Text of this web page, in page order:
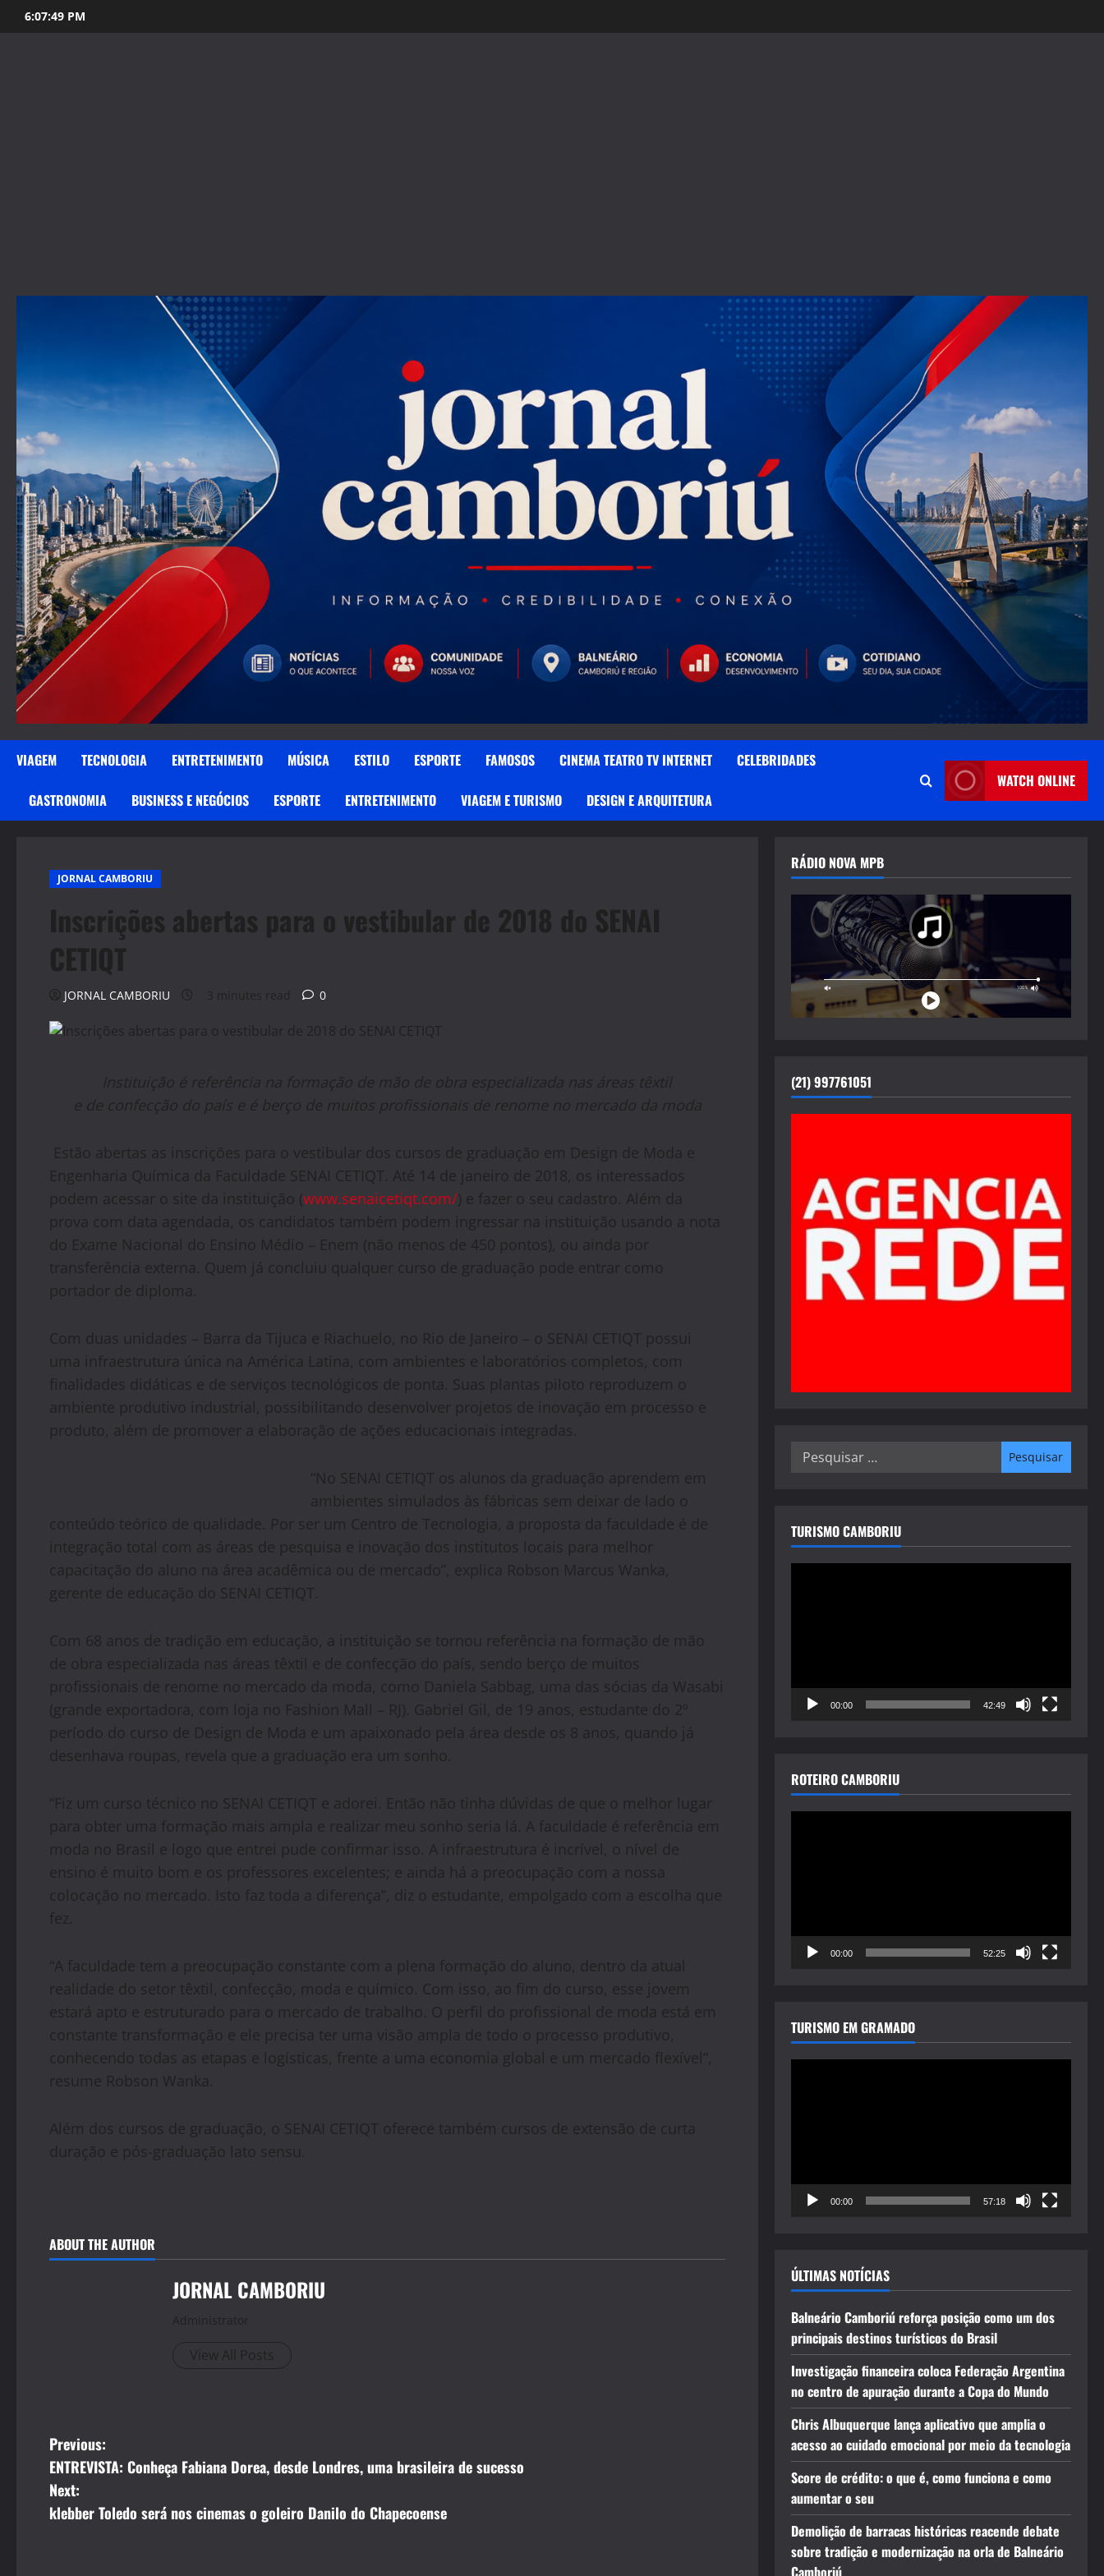
to
6:07:51 PM
VIAGEM TECNOLOGIA ENTRETENIMENTO MÚSICA ESTILO ESPORTE FAMOSOS CINEMA TEATRO TV INTERNET CELEBRIDADES
GASTRONOMIA BUSINESS E NEGÓCIOS ESPORTE ENTRETENIMENTO VIAGEM E TURISMO DESIGN E ARQUITETURA
WATCH ONLINE
JORNAL CAMBORIU
Inscrições abertas para o vestibular de 2018 do SENAI
CETIQT
JORNAL CAMBORIU 3 minutes read 0
Instituição é referência na formação de mão de obra especializada nas áreas têxtil
e de confecção do país e é berço de muitos profissionais de renome no mercado da moda
Estão abertas as inscrições para o vestibular dos cursos de graduação em Design de Moda e
Engenharia Química da Faculdade SENAI CETIQT. Até 14 de janeiro de 2018, os interessados
podem acessar o site da instituição (www.senaicetiqt.com/) e fazer o seu cadastro. Além da
prova com data agendada, os candidatos também podem ingressar na instituição usando a nota
do Exame Nacional do Ensino Médio – Enem (não menos de 450 pontos), ou ainda por
transferência externa. Quem já concluiu qualquer curso de graduação pode entrar como
portador de diploma.
Com duas unidades – Barra da Tijuca e Riachuelo, no Rio de Janeiro – o SENAI CETIQT possui
uma infraestrutura única na América Latina, com ambientes e laboratórios completos, com
finalidades didáticas e de serviços tecnológicos de ponta. Suas plantas piloto reproduzem o
ambiente produtivo industrial, possibilitando desenvolver projetos de inovação em processo e
produto, além de promover a elaboração de ações educacionais integradas.
“No SENAI CETIQT os alunos da graduação aprendem em
ambientes simulados às fábricas sem deixar de lado o
conteúdo teórico de qualidade. Por ser um Centro de Tecnologia, a proposta da faculdade é de
integração total com as áreas de pesquisa e inovação dos institutos locais para melhor
capacitação do aluno na área acadêmica ou de mercado”, explica Robson Marcus Wanka,
gerente de educação do SENAI CETIQT.
Com 68 anos de tradição em educação, a instituição se tornou referência na formação de mão
de obra especializada nas áreas têxtil e de confecção do país, sendo berço de muitos
profissionais de renome no mercado da moda, como Daniela Sabbag, uma das sócias da Wasabi
(grande exportadora, com loja no Fashion Mall – RJ). Gabriel Gil, de 19 anos, estudante do 2º
período do curso de Design de Moda e um apaixonado pela área desde os 8 anos, quando já
desenhava roupas, revela que a graduação era um sonho.
“Fiz um curso técnico no SENAI CETIQT e adorei. Então não tinha dúvidas de que o melhor lugar
para obter uma formação mais ampla e realizar meu sonho seria lá. A faculdade é referência em
moda no Brasil e logo que entrei pude confirmar isso. A infraestrutura é incrível, o nível de
ensino é muito bom e os professores excelentes; e ainda há a preocupação com a nossa
colocação no mercado. Isto faz toda a diferença”, diz o estudante, empolgado com a escolha que
fez.
“A faculdade tem a preocupação constante com a plena formação do aluno, dentro da atual
realidade do setor têxtil, confecção, moda e químico. Com isso, ao fim do curso, esse jovem
estará apto e estruturado para o mercado de trabalho. O perfil do profissional de moda está em
constante transformação e ele precisa ter uma visão ampla de todo o processo produtivo,
conhecendo todas as etapas e logísticas, frente a uma economia global e um mercado flexível”,
resume Robson Wanka.
Além dos cursos de graduação, o SENAI CETIQT oferece também cursos de extensão de curta
duração e pós-graduação lato sensu.
ABOUT THE AUTHOR
JORNAL CAMBORIU
Administrator
View All Posts
P
o
s
Previous:
ENTREVISTA: Conheça Fabiana Dorea, desde Londres, uma brasileira de sucesso
Next:
klebber Toledo será nos cinemas o goleiro Danilo do Chapecoense
RÁDIO NOVA MPB
(21) 997761051
Pesquisar
TURISMO CAMBORIU
00:00 42:49
ROTEIRO CAMBORIU
00:00 52:25
TURISMO EM GRAMADO
00:00 57:18
ÚLTIMAS NOTÍCIAS
Balneário Camboriú reforça posição como um dos
principais destinos turísticos do Brasil
Investigação financeira coloca Federação Argentina
no centro de apuração durante a Copa do Mundo
Chris Albuquerque lança aplicativo que amplia o
acesso ao cuidado emocional por meio da tecnologia
Score de crédito: o que é, como funciona e como
aumentar o seu
Demolição de barracas históricas reacende debate
sobre tradição e modernização na orla de Balneário
Camboriú